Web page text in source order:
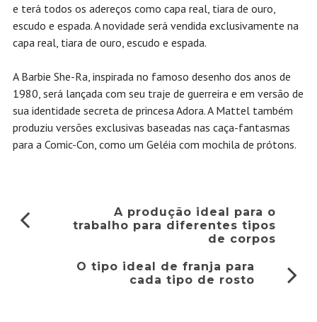
e terá todos os adereços como capa real, tiara de ouro,
escudo e espada. A novidade será vendida exclusivamente na
capa real, tiara de ouro, escudo e espada.
A Barbie She-Ra, inspirada no famoso desenho dos anos de
1980, será lançada com seu traje de guerreira e em versão de
sua identidade secreta de princesa Adora. A Mattel também
produziu versões exclusivas baseadas nas caça-fantasmas
para a Comic-Con, como um Geléia com mochila de prótons.
A produção ideal para o
trabalho para diferentes tipos
de corpos
O tipo ideal de franja para
cada tipo de rosto